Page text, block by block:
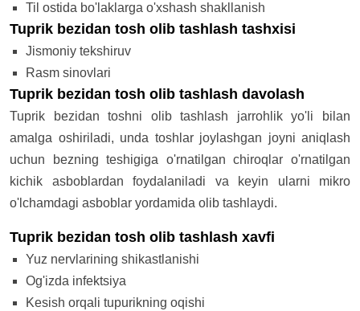
Til ostida bo'laklarga o'xshash shakllanish
Tuprik bezidan tosh olib tashlash tashxisi
Jismoniy tekshiruv
Rasm sinovlari
Tuprik bezidan tosh olib tashlash davolash
Tuprik bezidan toshni olib tashlash jarrohlik yo'li bilan
amalga oshiriladi, unda toshlar joylashgan joyni aniqlash
uchun bezning teshigiga o'rnatilgan chiroqlar o'rnatilgan
kichik asboblardan foydalaniladi va keyin ularni mikro
o'lchamdagi asboblar yordamida olib tashlaydi.
Tuprik bezidan tosh olib tashlash xavfi
Yuz nervlarining shikastlanishi
Og'izda infektsiya
Kesish orqali tupurikning oqishi